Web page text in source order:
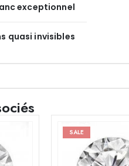
exceptionnel
quasi invisibles
SALE